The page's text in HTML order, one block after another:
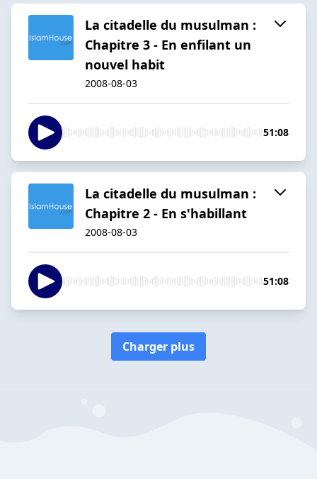
La citadelle du musulman :
Chapitre 3 - En enfilant un
nouvel habit
2008-08-03
51:08
La citadelle du musulman :
Chapitre 2 - En s'habillant
2008-08-03
51:08
Charger plus